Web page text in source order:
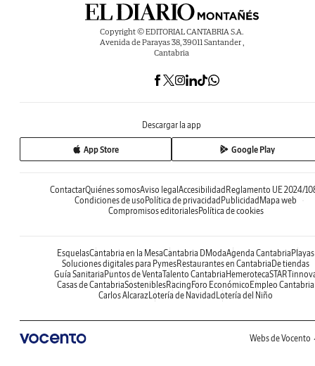
Copyright © EDITORIAL CANTABRIA S.A.
Avenida de Parayas 38, 39011 Santander ,
Cantabria
Descargar la app
App Store Google Play
ContactarQuiénes somosAviso legal Accesibilidad Reglamento UE 2024/
Condiciones de uso Política de privacidad Publicidad Mapa web
Compromisos editorialesPolítica de cookies
EsquelasCantabria en la MesaCantabria DModaAgenda Cantabria Playas
Soluciones digitales para PymesRestaurantes en Cantabria De tiendas
Guía Sanitaria Puntos de VentaTalento Cantabria Hemeroteca
Casas de CantabriaSosteniblesRacing Foro Económico Empleo Cantabria
Carlos AlcarazLotería de Navidad Lotería del Niño
Webs de Vocento